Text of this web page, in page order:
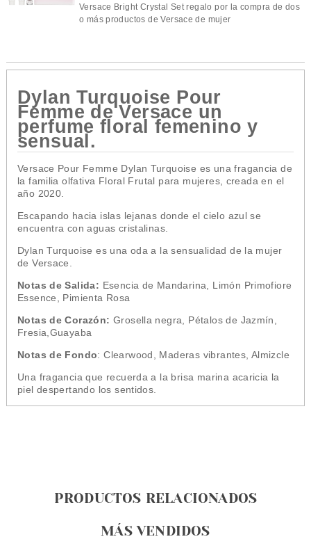
Versace Bright Crystal Set regalo por la compra de dos
o más productos de Versace de mujer
Dylan Turquoise Pour
Femme deVersace un
perfume floral femenino y
sensual.
Versace Pour Femme Dylan Turquoise es una fragancia de
la familia olfativa Floral Frutal para mujeres, creada en el
año 2020.
Escapando hacia islas lejanas donde el cielo azul se
encuentra con aguas cristalinas.
Dylan Turquoise es una oda a la sensualidad de la mujer
deVersace
Notas de Salida: Esencia de Mandarina, Limón Primofiore
Essence, Pimienta Rosa
Notas de Corazón: Grosella negra, Pétalos de Jazmín,
Fresia,Guayaba
Notas de Fondo: Clearwood, Maderas vibrantes, Almizcle
Una fragancia que recuerda a la brisa marina acaricia la
piel despertando los sentidos.
PRODUCTOS RELACIONADOS
MÁS VENDIDOS